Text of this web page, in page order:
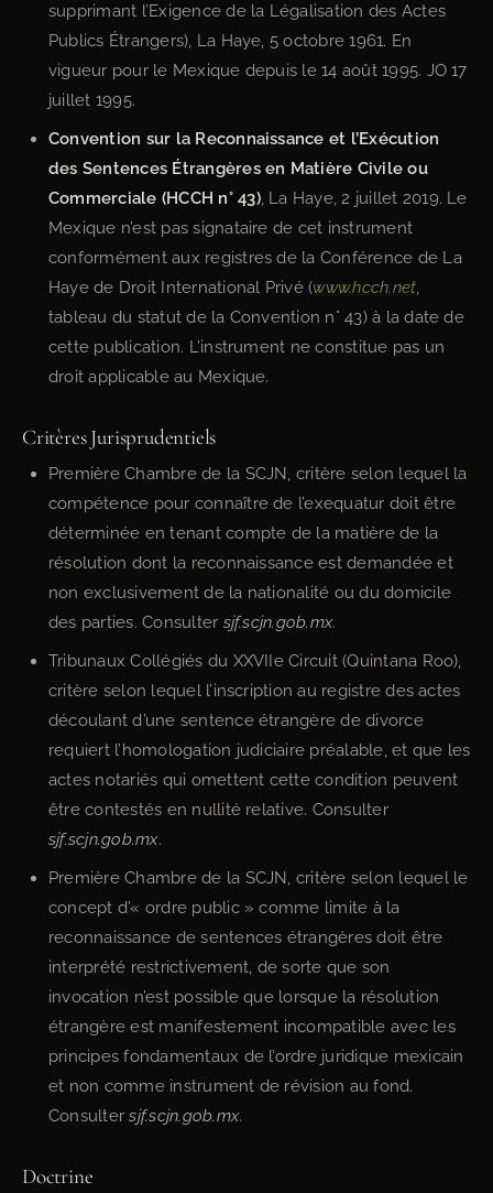
supprimant l’Exigence de la Légalisation des Actes
Publics Étrangers), La Haye, 5 octobre 1961. En
vigueur pour le Mexique depuis le 14 août 1995. JO 17
juillet 1995.
Convention sur la Reconnaissance et l’Exécution
des Sentences Étrangères en Matière Civile ou
Commerciale (HCCH n° 43), La Haye, 2 juillet 2019. Le
Mexique n’est pas signataire de cet instrument
conformément aux registres de la Conférence de La
Haye de Droit International Privé (www.hcch.net
tableau du statut de la Convention n° 43) à la date de
cette publication. L’instrument ne constitue pas un
droit applicable au Mexique.
Critères Jurisprudentiels
Première Chambre de la SCJN, critère selon lequel la
compétence pour connaître de l’exequatur doit être
déterminée en tenant compte de la matière de la
résolution dont la reconnaissance est demandée et
non exclusivement de la nationalité ou du domicile
des parties. Consulter sjf.scjn.gob.mx.
Tribunaux Collégiés du XXVIIe Circuit (Quintana Roo),
critère selon lequel l’inscription au registre des actes
découlant d’une sentence étrangère de divorce
requiert l’homologation judiciaire préalable, et que les
actes notariés qui omettent cette condition peuvent
être contestés en nullité relative. Consulter
sjf.scjn.gob.mx.
Première Chambre de la SCJN, critère selon lequel le
concept d’« ordre public » comme limite à la
reconnaissance de sentences étrangères doit être
interprété restrictivement, de sorte que son
invocation n’est possible que lorsque la résolution
étrangère est manifestement incompatible avec les
principes fondamentaux de l’ordre juridique mexicain
et non comme instrument de révision au fond.
Consultersjf.scjn.gob.mx.
Doctrine